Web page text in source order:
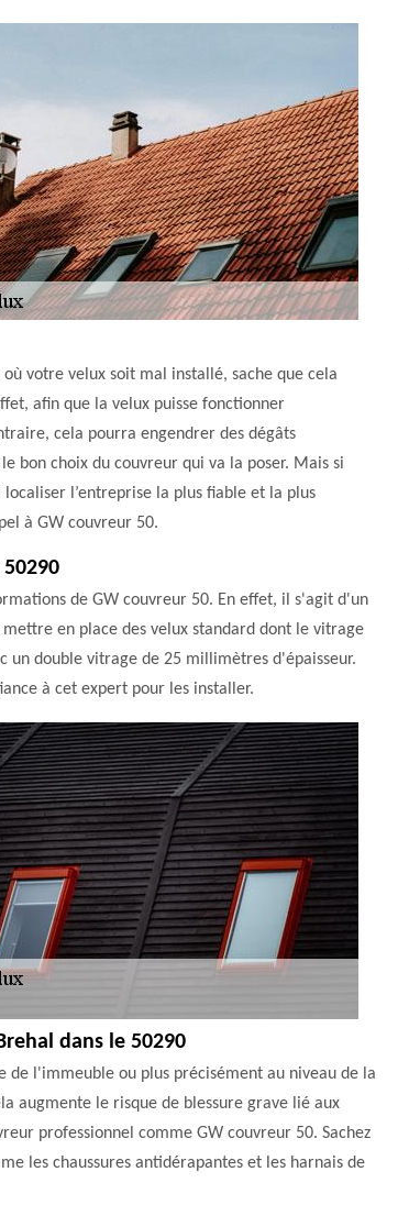
votre velux soit mal installé, sache que cela
afin que la velux puisse fonctionner
cela pourra engendrer des dégâts
bon choix du couvreur qui va la poser. Mais si
l’entreprise la plus fiable et la plus
à GW couvreur 50.
de GW couvreur 50. En effet, il s'agit d'un
en place des velux standard dont le vitrage
un double vitrage de 25 millimètres d'épaisseur.
à cet expert pour les installer.
dans le 50290
de l'immeuble ou plus précisément au niveau de la
augmente le risque de blessure grave lié aux
professionnel comme GW couvreur 50. Sachez
les chaussures antidérapantes et les harnais de